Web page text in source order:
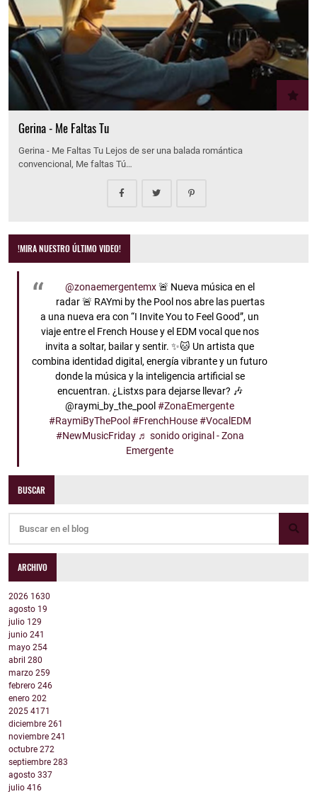
Gerina - Me Faltas Tu
Gerina - Me Faltas Tu Lejos de ser una balada romántica
convencional, Me faltas Tú…
!MIRA NUESTRO ÚLTIMO VIDEO!
@zonaemergentemx🚨 Nueva música en el
radar 🚨 RAYmi by the Pool nos abre las puertas
a una nueva era con “I Invite You to Feel Good”, un
viaje entre el French House y el EDM vocal que nos
invita a soltar, bailar y sentir. ✨🐱 Un artista que
combina identidad digital, energía vibrante y un futuro
donde la música y la inteligencia artificial se
encuentran. ¿Listxs para dejarse llevar? 🎶
@raymi_by_the_pool#ZonaEmergente
#RaymiByThePool #FrenchHouse #VocalEDM
#NewMusicFriday ♬ sonido original - Zona
Emergente
BUSCAR
ARCHIVO
2026 1630
agosto 19
julio 129
junio 241
mayo 254
abril 280
marzo 259
febrero 246
enero 202
2025 4171
diciembre 261
noviembre 241
octubre 272
septiembre 283
agosto 337
julio 416